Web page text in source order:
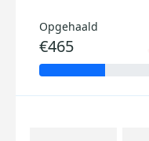
Opgehaald
€465